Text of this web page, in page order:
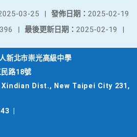
發佈日期： 2025-02-19
03-25
|
最後更新日期： 2025-02-19 |
396 |
新北市崇光高級中學
路18號
Xindian Dist., New Taipei City 231,